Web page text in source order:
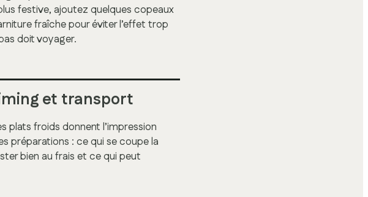
festive, ajoutez quelques copeaux
fraîche pour éviter l’effet trop
doit voyager.
et transport
plats froids donnent l’impression
préparations : ce qui se coupe la
bien au frais et ce qui peut